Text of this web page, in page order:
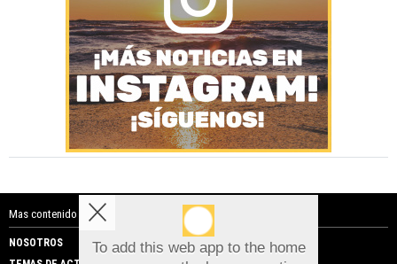
Mas contenido de Costa Blanca Noticias:
NOSOTROS
PUBLICIDAD
To add this web app to the home